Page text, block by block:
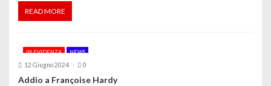
READ MORE
IN EVIDENZA NEWS
12 Giugno 2024 0
Addio a Françoise Hardy